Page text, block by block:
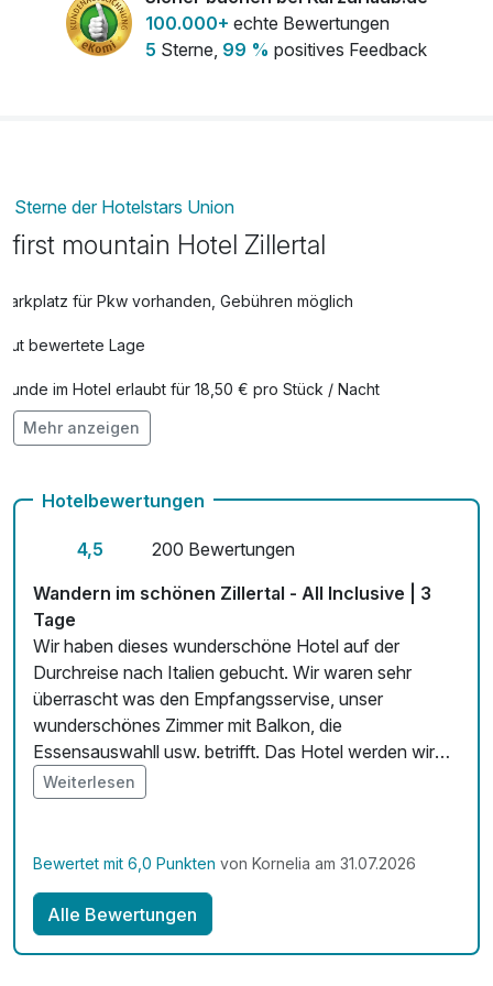
*Fichtenwelt: Fichtenschloss mit zahlreichen Stationen,
100.000+ echte Bewertungen
5 Sterne, 99 % positives Feedback
Sterne der Hotelstars Union
first mountain Hotel Zillertal
Parkplatz für Pkw vorhanden, Gebühren möglich
Gut bewertete Lage
Hunde im Hotel erlaubt für 18,50 € pro Stück / Nacht
Auch vegetarische Speisen
Mehr anzeigen
Hotelbewertungen
4,5
200 Bewertungen
Wandern im schönen Zillertal - All Inclusive | 3
Tage
Wir haben dieses wunderschöne Hotel auf der
Durchreise nach Italien gebucht. Wir waren sehr
überrascht was den Empfangsservise, unser
wunderschönes Zimmer mit Balkon, die
Essensauswahll usw. betrifft. Das Hotel werden wir
auf unserer Rückreise wieder Buchen und es auch
unseren Freunden empfehlen. Wir haben uns hier sehr
Urlaubstage
Weiterlesen
Bewertet mit 6,0 Punkten von Kornelia am 31.07.2026
Alle Bewertungen